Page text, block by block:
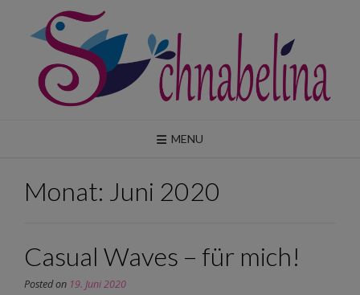
content
MENU
Monat: Juni 2020
Casual Waves – für mich!
Posted on 19. Juni 2020